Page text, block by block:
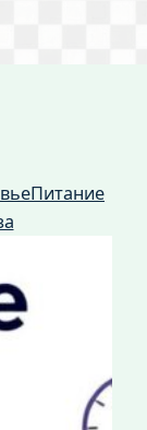
Питание